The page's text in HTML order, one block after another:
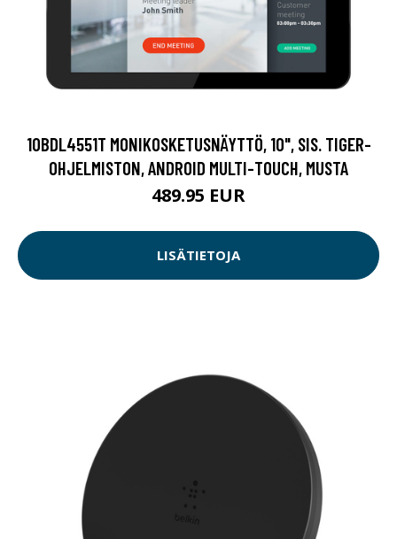
10BDL4551T MONIKOSKETUSNÄYTTÖ, 10", SIS. TIGER-
OHJELMISTON, ANDROID MULTI-TOUCH, MUSTA
489.95 EUR
LISÄTIETOJA